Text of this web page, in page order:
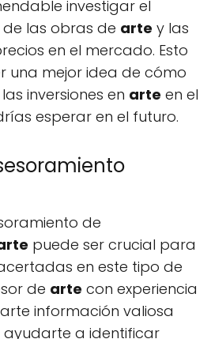
investigar el
las obras de arte y las
en el mercado. Esto
una mejor idea de cómo
inversiones en arte en el
esperar en el futuro.
de
puede ser crucial para
en este tipo de
de arte con experiencia
información valiosa
a identificar